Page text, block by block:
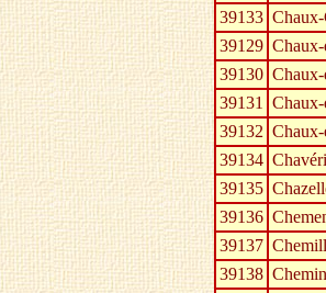
39133
39129
39130 Chaux-
39131
39132
39134
39135
39136
39137
39138 Chemin